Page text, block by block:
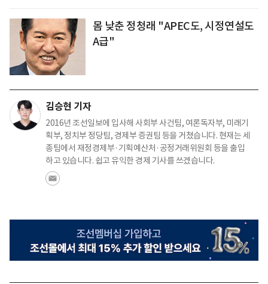
몸 낮춘 정청래 "APEC도, 시정연설도
A급"
김승현 기자
2016년 조선일보에 입사해 사회부 사건팀, 여론독자부, 미래기
획부, 정치부 정당팀, 경제부 증권팀 등을 거쳤습니다. 현재는 세
종팀에서 재정경제부·기획예산처·공정거래위원회 등을 출입
하고 있습니다. 쉽고 유익한 경제 기사를 쓰겠습니다.